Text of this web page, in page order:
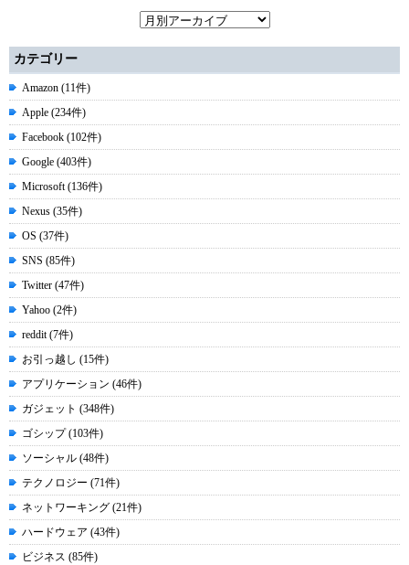
カテゴリー
Amazon (11件)
Apple (234件)
Facebook (102件)
Google (403件)
Microsoft (136件)
Nexus (35件)
OS (37件)
SNS (85件)
Twitter (47件)
Yahoo (2件)
reddit (7件)
お引っ越し (15件)
アプリケーション (46件)
ガジェット (348件)
ゴシップ (103件)
ソーシャル (48件)
テクノロジー (71件)
ネットワーキング (21件)
ハードウェア (43件)
ビジネス (85件)